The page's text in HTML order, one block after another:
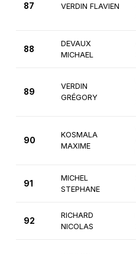
87 VERDIN FLAVIEN
88
DEVAUX
MICHAEL
89
VERDIN
GRÉGORY
90
KOSMALA
MAXIME
91
MICHEL
STEPHANE
92
RICHARD
NICOLAS